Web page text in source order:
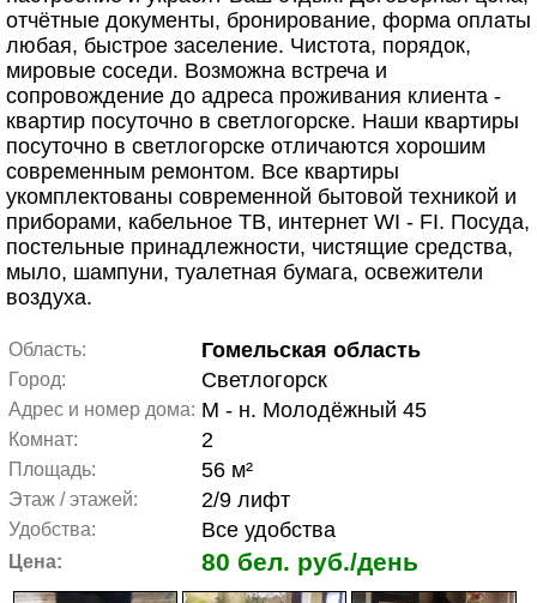
отчётные документы, бронирование, форма оплаты
любая, быстрое заселение. Чистота, порядок,
мировые соседи. Возможна встреча и
сопровождение до адреса проживания клиента -
квартир посуточно в светлогорске. Наши квартиры
посуточно в светлогорске отличаются хорошим
современным ремонтом. Все квартиры
укомплектованы современной бытовой техникой и
приборами, кабельное ТВ, интернет WI - FI. Посуда,
постельные принадлежности, чистящие средства,
мыло, шампуни, туалетная бумага, освежители
воздуха.
Область: Гомельская область
Город: Светлогорск
Адрес и номер дома: М - н. Молодёжный 45
Комнат: 2
Площадь: 56 м²
Этаж / этажей: 2/9 лифт
Удобства: Все удобства
Цена: 80 бел. руб./день